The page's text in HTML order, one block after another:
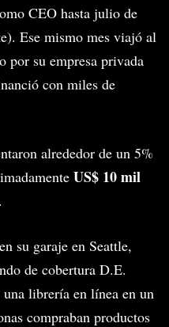
CEO hasta julio de
Ese mismo mes viajó al
por su empresa privada
con miles de
alrededor de un 5%
US$ 10 mil
su garaje en Seattle,
de cobertura D.E.
librería en línea en un
compraban productos